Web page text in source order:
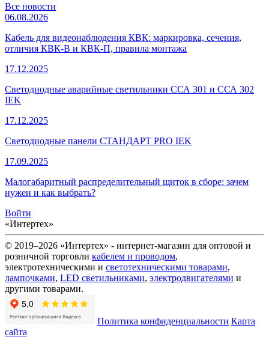
Все новости
06.08.2026
Кабель для видеонаблюдения КВК: маркировка, сечения,
отличия КВК-В и КВК-П, правила монтажа
17.12.2025
Светодиодные аварийные светильники ССА 301 и ССА 302
IEK
17.12.2025
Светодиодные панели СТАНДАРТ PRO IEK
17.09.2025
Малогабаритный распределительный щиток в сборе: зачем
нужен и как выбрать?
Войти
«Интертех»
© 2019–2026 «Интертех» - интернет-магазин для оптовой и
розничной торговли кабелем и проводом,
электротехническими и светотехническими товарами,
лампочками, LED светильниками, электродвигателями и
другими товарами.
Политика конфиденциальности Карта
сайта